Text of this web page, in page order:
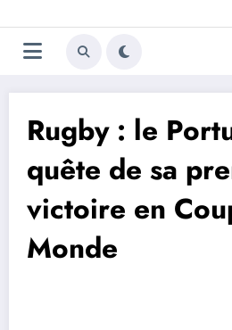
au
contenu
Rugby : le
quête de sa
victoire en
Monde